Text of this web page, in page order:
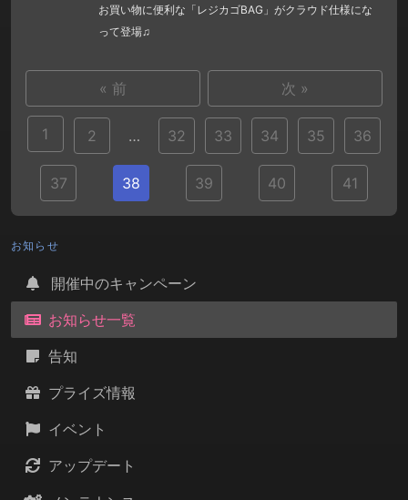
お買い物に便利な「レジカゴBAG」がクラウド仕様にな
って登場♫
« 前 次 »
1 2 … 32 33 34 35 36
37 38 39 40 41
お知らせ
開催中のキャンペーン
お知らせ一覧
告知
プライズ情報
イベント
アップデート